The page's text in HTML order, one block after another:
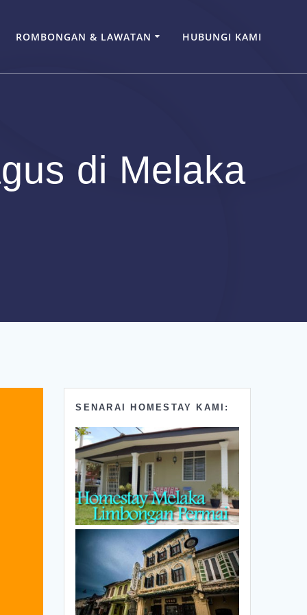
ROMBONGAN & LAWATAN HUBUNGI KAMI
di Melaka
SENARAI HOMESTAY KAMI: